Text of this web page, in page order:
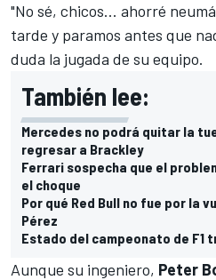
"No sé, chicos... ahorré
tarde y paramos antes que
duda la jugada de su equipo.
También lee:
Mercedes no podrá quitar la
regresar a Brackley
Ferrari sospecha que el
el choque
Por qué Red Bull no fue por la
Pérez
Estado del campeonato de F1
Aunque su ingeniero, Peter